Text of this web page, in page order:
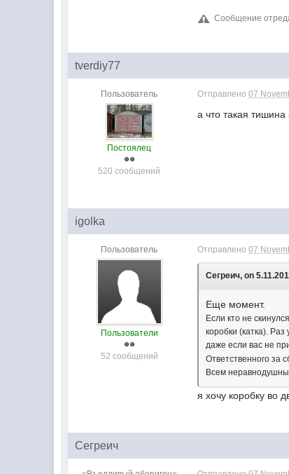
Сообщение
tverdiy77
Пользователь
Постоялец
520 сообщений
Отправлено07
а что такая тишина
igolka
Пользователь
Пользователи
52 сообщений
Отправлено07
Сегреич, on
Еще момент.
Если кто не
коробки (катка).
даже если вас не
Ответственного за
Всем
я хочу коробку во
Сегреич